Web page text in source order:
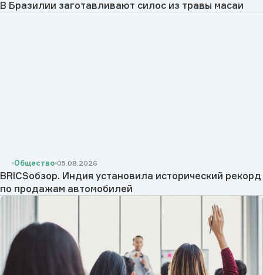
В Бразилии заготавливают силос из травы масаи
Общество 05.08.2026
BRICSобзор. Индия установила исторический рекорд
по продажам автомобилей